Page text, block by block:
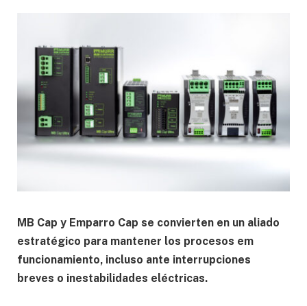
MB Cap y Emparro Cap se convierten en un aliado
estratégico para mantener los procesos em
funcionamiento, incluso ante interrupciones
breves o inestabilidades eléctricas.